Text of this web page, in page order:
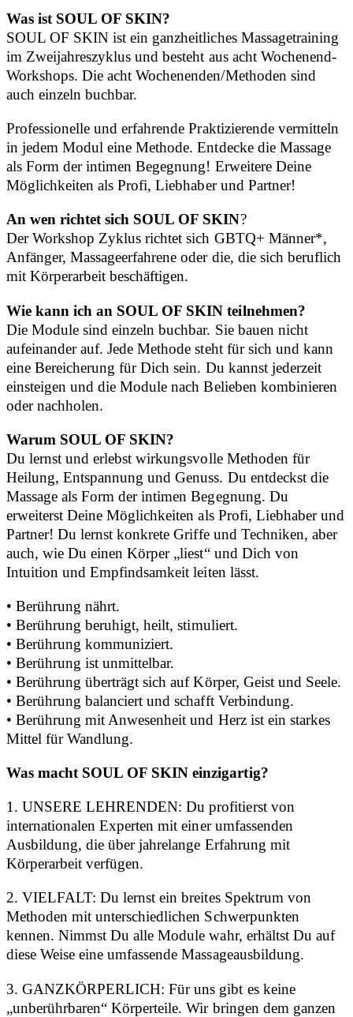
Was ist SOUL OF SKIN?
SOUL OF SKIN ist ein ganzheitliches Massagetraining
im Zweijahreszyklus und besteht aus acht Wochenend-
Workshops. Die acht Wochenenden/Methoden sind
auch einzeln buchbar.
Professionelle und erfahrende Praktizierende vermitteln
in jedem Modul eine Methode. Entdecke die Massage
als Form der intimen Begegnung! Erweitere Deine
Möglichkeiten als Profi, Liebhaber und Partner!
An wen richtet sich SOUL OF SKIN?
Der Workshop Zyklus richtet sich GBTQ+ Männer*,
Anfänger, Massageerfahrene oder die, die sich beruflich
mit Körperarbeit beschäftigen.
Wie kann ich an SOUL OF SKIN teilnehmen?
Die Module sind einzeln buchbar. Sie bauen nicht
aufeinander auf. Jede Methode steht für sich und kann
eine Bereicherung für Dich sein. Du kannst jederzeit
einsteigen und die Module nach Belieben kombinieren
oder nachholen.
Warum SOUL OF SKIN?
Du lernst und erlebst wirkungsvolle Methoden für
Heilung, Entspannung und Genuss. Du entdeckst die
Massage als Form der intimen Begegnung. Du
erweiterst Deine Möglichkeiten als Profi, Liebhaber und
Partner! Du lernst konkrete Griffe und Techniken, aber
auch, wie Du einen Körper „liest“ und Dich von
Intuition und Empfindsamkeit leiten lässt.
• Berührung nährt.
• Berührung beruhigt, heilt, stimuliert.
• Berührung kommuniziert.
• Berührung ist unmittelbar.
• Berührung überträgt sich auf Körper, Geist und Seele.
• Berührung balanciert und schafft Verbindung.
• Berührung mit Anwesenheit und Herz ist ein starkes
Mittel für Wandlung.
Was macht SOUL OF SKIN einzigartig?
1. UNSERE LEHRENDEN: Du profitierst von
internationalen Experten mit einer umfassenden
Ausbildung, die über jahrelange Erfahrung mit
Körperarbeit verfügen.
2. VIELFALT: Du lernst ein breites Spektrum von
Methoden mit unterschiedlichen Schwerpunkten
kennen. Nimmst Du alle Module wahr, erhältst Du auf
diese Weise eine umfassende Massageausbildung.
3. GANZKÖRPERLICH: Für uns gibt es keine
„unberührbaren“ Körperteile. Wir bringen dem ganzen